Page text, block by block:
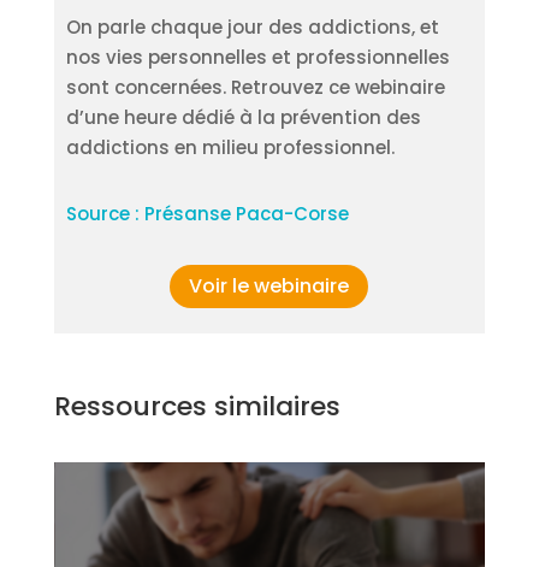
On parle chaque jour des addictions, et
nos vies personnelles et professionnelles
sont concernées. Retrouvez ce webinaire
d’une heure dédié à la prévention des
addictions en milieu professionnel.
Source : Présanse Paca-Corse
Voir le webinaire
Ressources similaires